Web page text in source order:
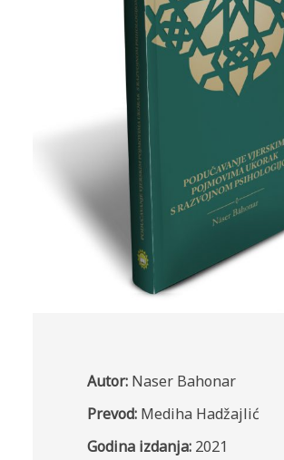
Autor:Naser Bahonar
Prevod: Mediha Hadžajlić
Godina izdanja: 2021